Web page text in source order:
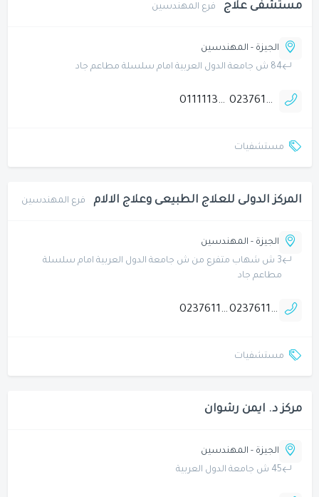
مستشفى علاج فرع المهندسين
الجيزة - المهندسين
84 ش جامعة الدول العربية امام سلسلة مطاعم جاد
0237610453
01111136765
مستشفيات
المركز الدولى للعلاج الطبيعى وعلاج الالام فرع المهندسين
الجيزة - المهندسين
3 ش شهاب متفرع من ش جامعة الدول العربية امام سلسلة
مطاعم جاد
0237611144
0237611155
مستشفيات
مركز د. ايمن رشوان
الجيزة - المهندسين
45 ش جامعة الدول العربية